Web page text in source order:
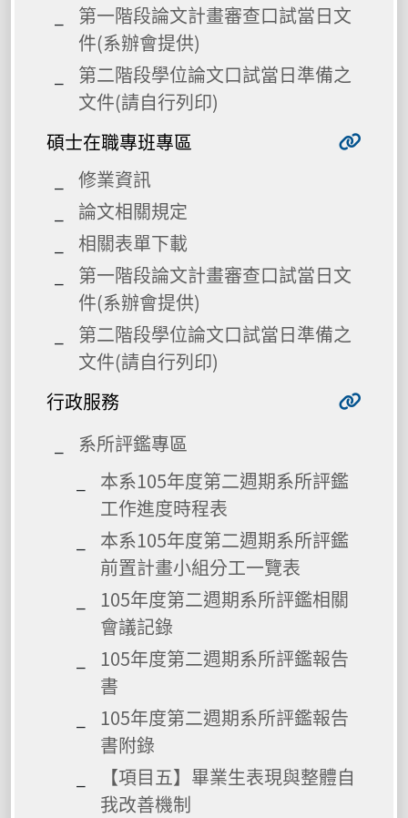
第一階段論文計畫審查口試當日文
件(系辦會提供)
第二階段學位論文口試當日準備之
文件(請自行列印)
碩士在職專班專區
修業資訊
論文相關規定
相關表單下載
第一階段論文計畫審查口試當日文
件(系辦會提供)
第二階段學位論文口試當日準備之
文件(請自行列印)
行政服務
系所評鑑專區
本系105年度第二週期系所評鑑
工作進度時程表
本系105年度第二週期系所評鑑
前置計畫小組分工一覽表
105年度第二週期系所評鑑相關
會議記錄
105年度第二週期系所評鑑報告
書
105年度第二週期系所評鑑報告
書附錄
【項目五】畢業生表現與整體自
我改善機制